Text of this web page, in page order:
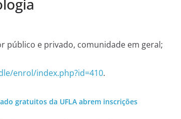
público e privado, comunidade em geral;
enrol/index.php?id=410.
gratuitos da UFLA abrem inscrições